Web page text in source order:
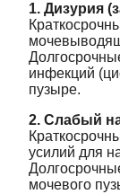
1. Дизурия
инфекций
пузыре.
2. Слабый
усилий для
мочевого